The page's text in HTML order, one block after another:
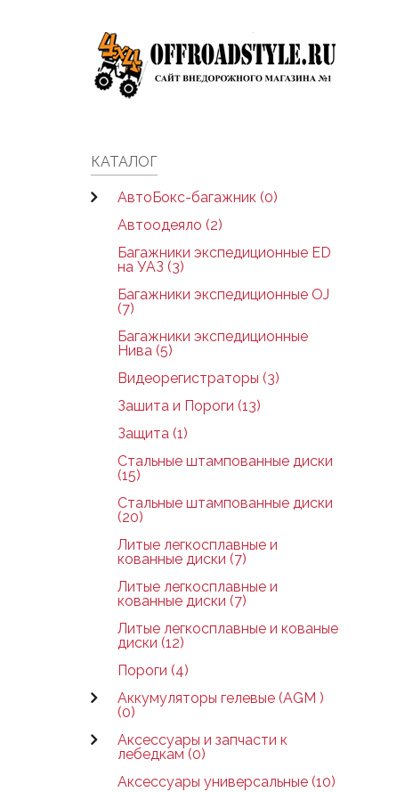
КАТАЛОГ
АвтоБокс-багажник (0)
Автоодеяло (2)
Багажники экспедиционные ED
на УАЗ (3)
Багажники экспедиционные OJ
(7)
Багажники экспедиционные
Нива (5)
Видеорегистраторы (3)
Зашита и Пороги (13)
Защита (1)
Стальные штампованные диски
(15)
Стальные штампованные диски
(20)
Литые легкосплавные и
кованные диски (7)
Литые легкосплавные и
кованные диски (7)
Литые легкосплавные и кованые
диски (12)
Пороги (4)
Аккумуляторы гелевые (AGM )
(0)
Аксессуары и запчасти к
лебедкам (0)
Аксессуары универсальные (10)